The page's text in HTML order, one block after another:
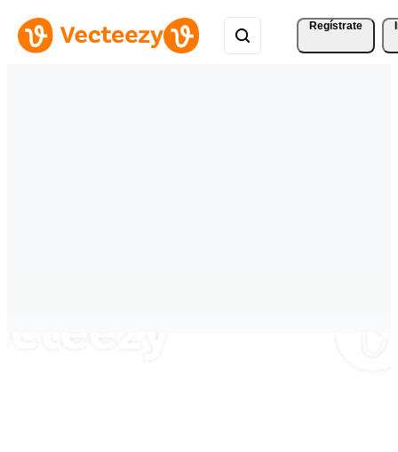
Regístrate